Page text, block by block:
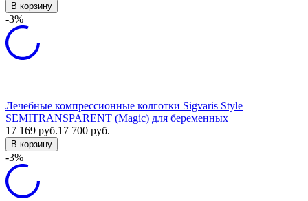
В корзину
-3%
Лечебные компрессионные колготки Sigvaris Style
SEMITRANSPARENT (Magic) для беременных
17 169 руб.17 700 руб.
В корзину
-3%